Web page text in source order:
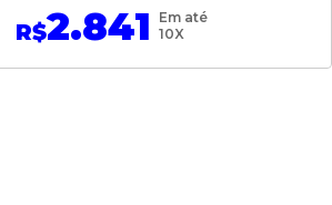
R$2.841
Em até
10X